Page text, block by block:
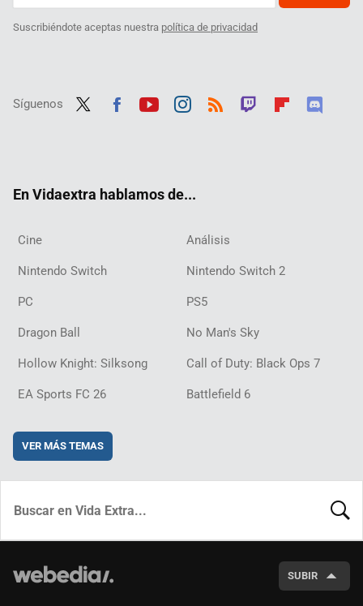
Suscribiéndote aceptas nuestra política de privacidad
Síguenos
En Vidaextra hablamos de...
Cine Análisis
Nintendo Switch Nintendo Switch 2
PC PS5
Dragon Ball No Man's Sky
Hollow Knight: Silksong Call of Duty: Black Ops 7
EA Sports FC 26 Battlefield 6
VER MÁS TEMAS
SUBIR